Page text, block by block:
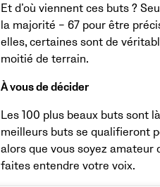
Et d’où viennent ces buts ?
la majorité – 67 pour être
elles, certaines sont de
moitié de terrain.
À vous de décider
Les 100 plus beaux buts sont
meilleurs buts se qualifieront
alors que vous soyez
faites entendre votre voix.